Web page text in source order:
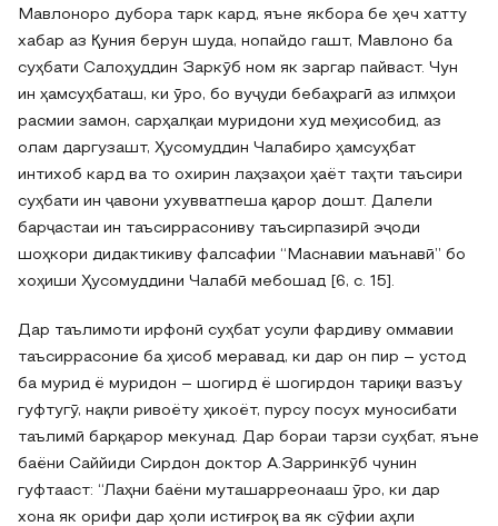
Мавлоноро дубора тарк кард, яъне якбора бе ҳеч хатту
хабар аз Қуния берун шуда, нопайдо гашт, Мавлоно ба
суҳбати Салоҳуддин Заркӯб ном як заргар пайваст. Чун
ин ҳамсуҳбаташ, ки ӯро, бо вуҷуди бебаҳрагӣ аз илмҳои
расмии замон, сарҳалқаи муридони худ меҳисобид, аз
олам даргузашт, Ҳусомуддин Чалабиро ҳамсуҳбат
интихоб кард ва то охирин лаҳзаҳои ҳаёт таҳти таъсири
суҳбати ин ҷавони ухувватпеша қарор дошт. Далели
барҷастаи ин таъсиррасониву таъсирпазирӣ эҷоди
шоҳкори дидактикиву фалсафии “Маснавии маънавӣ” бо
хоҳиши Ҳусомуддини Чалабӣ мебошад [6, c. 15].
Дар таълимоти ирфонӣ суҳбат усули фардиву оммавии
таъсиррасоние ба ҳисоб меравад, ки дар он пир – устод
ба мурид ё муридон – шогирд ё шогирдон тариқи вазъу
гуфтугӯ, нақли ривоёту ҳикоёт, пурсу посух муносибати
таълимӣ барқарор мекунад. Дар бораи тарзи суҳбат, яъне
баёни Саййиди Сирдон доктор А.Зарринкӯб чунин
гуфтааст: “Лаҳни баёни муташарреонааш ӯро, ки дар
хона як орифи дар ҳоли истиғроқ ва як сӯфии аҳли